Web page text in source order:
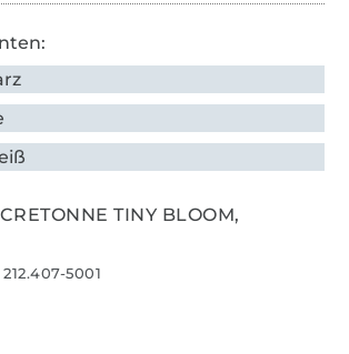
TINY BLOOM,
212.407-5001